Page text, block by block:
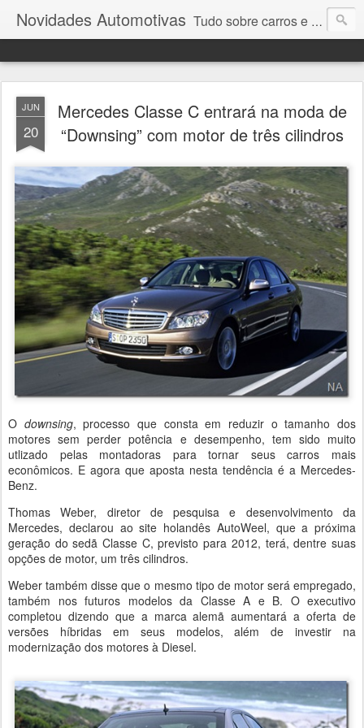
Novidades Automotivas Tudo sobre carros e motores
JUN
20
Mercedes Classe C entrará na moda de
“Downsing” com motor de três cilindros
O downsing, processo que consta em reduzir o tamanho dos
motores sem perder potência e desempenho, tem sido muito
utlizado pelas montadoras para tornar seus carros mais
econômicos. E agora que aposta nesta tendência é a Mercedes-
Benz.
Thomas Weber, diretor de pesquisa e desenvolvimento da
Mercedes, declarou ao site holandês AutoWeel, que a próxima
geração do sedã Classe C, previsto para 2012, terá, dentre suas
opções de motor, um três cilindros.
Weber também disse que o mesmo tipo de motor será empregado,
também nos futuros modelos da Classe A e B. O executivo
completou dizendo que a marca alemã aumentará a oferta de
versões híbridas em seus modelos, além de investir na
modernização dos motores à Diesel.